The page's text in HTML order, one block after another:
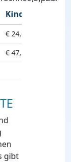
Kinder
€ 24,-
€ 47,50
gibt